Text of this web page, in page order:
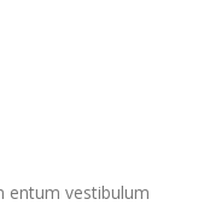
entum vestibulum